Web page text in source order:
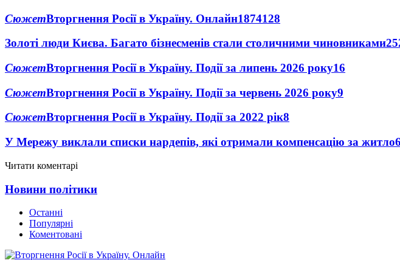
СюжетВторгнення Росії в Україну. Онлайн1874128
Золоті люди Києва. Багато бізнесменів стали столичними чиновниками25
СюжетВторгнення Росії в Україну. Події за липень 2026 року16
СюжетВторгнення Росії в Україну. Події за червень 2026 року9
СюжетВторгнення Росії в Україну. Події за 2022 рік8
У Мережу виклали списки нардепів, які отримали компенсацію за житло6
Читати коментарі
Новини політики
Останні
Популярні
Коментовані